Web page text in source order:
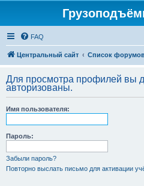
FAQ
Центральный сайт Список
Для просмотра профилей вы
авторизованы.
Имя пользователя:
Пароль:
Забыли пароль?
Повторно выслать письмо для активации